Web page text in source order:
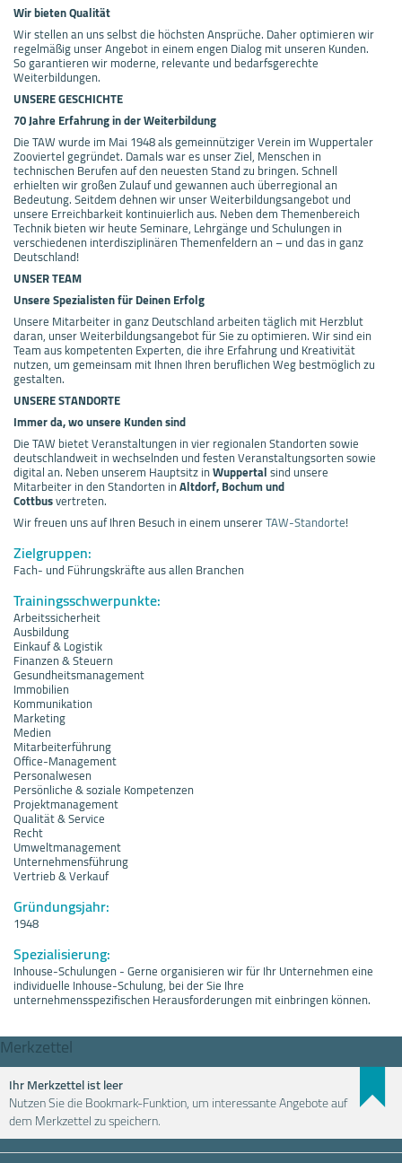
Wir bieten Qualität
Wir stellen an uns selbst die höchsten Ansprüche. Daher optimieren wir
regelmäßig unser Angebot in einem engen Dialog mit unseren Kunden.
So garantieren wir moderne, relevante und bedarfsgerechte
Weiterbildungen.
UNSERE GESCHICHTE
70 Jahre Erfahrung in der Weiterbildung
Die TAW wurde im Mai 1948 als gemeinnütziger Verein im Wuppertaler
Zooviertel gegründet. Damals war es unser Ziel, Menschen in
technischen Berufen auf den neuesten Stand zu bringen. Schnell
erhielten wir großen Zulauf und gewannen auch überregional an
Bedeutung. Seitdem dehnen wir unser Weiterbildungsangebot und
unsere Erreichbarkeit kontinuierlich aus. Neben dem Themenbereich
Technik bieten wir heute Seminare, Lehrgänge und Schulungen in
verschiedenen interdisziplinären Themenfeldern an – und das in ganz
Deutschland!
UNSER TEAM
Unsere Spezialisten für Deinen Erfolg
Unsere Mitarbeiter in ganz Deutschland arbeiten täglich mit Herzblut
daran, unser Weiterbildungsangebot für Sie zu optimieren. Wir sind ein
Team aus kompetenten Experten, die ihre Erfahrung und Kreativität
nutzen, um gemeinsam mit Ihnen Ihren beruflichen Weg bestmöglich zu
gestalten.
UNSERE STANDORTE
Immer da, wo unsere Kunden sind
Die TAW bietet Veranstaltungen in vier regionalen Standorten sowie
deutschlandweit in wechselnden und festen Veranstaltungsorten sowie
digital an. Neben unserem Hauptsitz inWuppertalsind unsere
Mitarbeiter in den Standorten inAltdorf, Bochum und
Cottbusvertreten.
Wir freuen uns auf Ihren Besuch in einem unsererTAW-Standorte!
Zielgruppen:
Fach- und Führungskräfte aus allen Branchen
Trainingsschwerpunkte:
Arbeitssicherheit
Ausbildung
Einkauf & Logistik
Finanzen & Steuern
Gesundheitsmanagement
Immobilien
Kommunikation
Marketing
Medien
Mitarbeiterführung
Office-Management
Personalwesen
Persönliche & soziale Kompetenzen
Projektmanagement
Qualität & Service
Recht
Umweltmanagement
Unternehmensführung
Vertrieb & Verkauf
Gründungsjahr:
1948
Spezialisierung:
Inhouse-Schulungen - Gerne organisieren wir für Ihr Unternehmen eine
individuelle Inhouse-Schulung, bei der Sie Ihre
unternehmensspezifischen Herausforderungen mit einbringen können.
Merkzettel
Ihr Merkzettel ist leer
Nutzen Sie die Bookmark-Funktion, um interessante Angebote auf
dem Merkzettel zu speichern.Weiterbildung einfach finden